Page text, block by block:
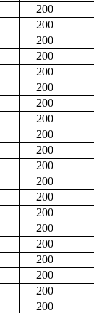
200
200
200
200
200
200
200
200
200
200
200
200
200
200
200
200
200
200
200
200